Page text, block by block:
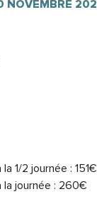
AU30
NOVEMBRE
1/2 journée : 151€
la journée : 260€